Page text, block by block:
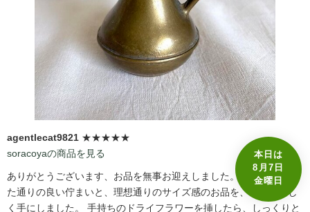
本日は
8月7日
金曜日
agentlecat9821 ★★★★★
soracoyaの商品を見る
ありがとうございます、お品を無事お迎えしました。 画像で拝見し
た通りの良い佇まいと、理想通りのサイズ感のお品を、とても嬉し
く手にしました。 手持ちのドライフラワーを挿したら、しっくりと